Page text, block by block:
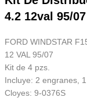
4.2 12val 95/07
FORD WINDSTAR
12 VAL 95/07
Kit de 4 pzs.
Incluye: 2 engranes,
Cloyes: 9-0376S